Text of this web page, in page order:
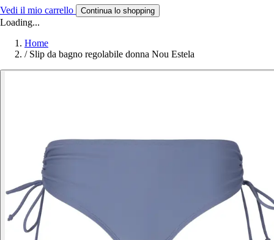
Vedi il mio carrello Continua lo shopping
Loading...
Home
/ Slip da bagno regolabile donna Nou Estela